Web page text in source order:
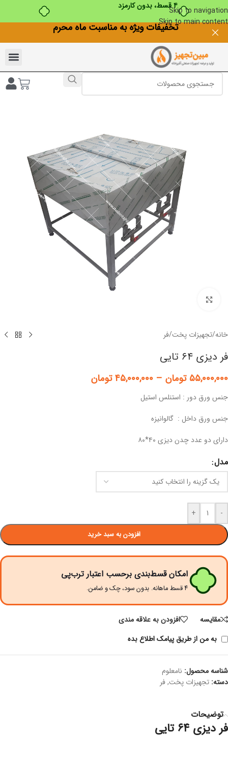
۴ قسط، بدون کارمزد
Skip to navigation
Skip to main contentتخفیفات ویژه به مناسبت ماه محرم
خانه/تجهیزات پخت/فر
فر دیزی ۶۴ تایی
۵۵,۰۰۰,۰۰۰ تومان – ۴۵,۰۰۰,۰۰۰ تومان
جنس ورق دور : استنلس استیل
جنس ورق داخل : گالوانیزه
دارای دو عدد چدن دیزی ۴۰*۸۰
مدل
-
+
افزودن به سبد خرید
امکان قسط‌بندی برحسب اعتبار ترب‌پی
۴ قسط ماهانه. بدون سود، چک و ضامن.
مقايسه
افزودن به علاقه مندی
به من از طریق پیامک اطلاع بده
شناسه محصول: نامعلوم
دسته: تجهیزات پخت,فر
توضیحات
فر دیزی ۶۴ تایی